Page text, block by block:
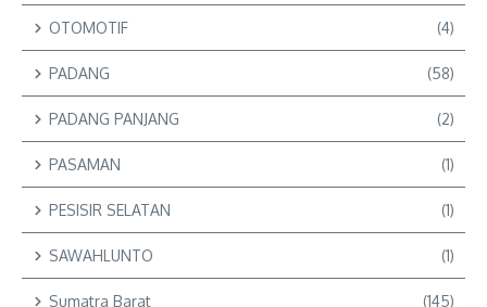
OTOMOTIF (4)
PADANG (58)
PADANG PANJANG (2)
PASAMAN (1)
PESISIR SELATAN (1)
SAWAHLUNTO (1)
Sumatra Barat (145)